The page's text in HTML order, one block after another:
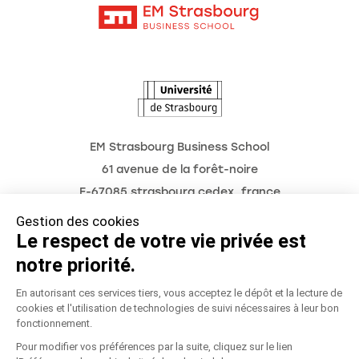
Gestion des cookies
Le respect de votre vie privée est
notre priorité.
En autorisant ces services tiers, vous acceptez le dépôt et la lecture de
cookies et l'utilisation de technologies de suivi nécessaires à leur bon
fonctionnement.
Pour modifier vos préférences par la suite, cliquez sur le lien
EM Strasbourg Business School
61 avenue de la forêt-noire
F-67085 strasbourg cedex, france
Tél. : 03 68 85 80 00
Mentions légales
Politique de confidentialité